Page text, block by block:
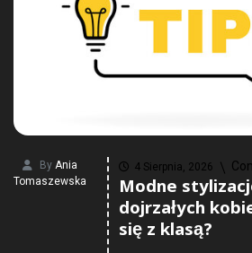
By Ania
Tomaszewska
4 Sierpnia, 2026
Modne
dojrzałych
się z klasą?